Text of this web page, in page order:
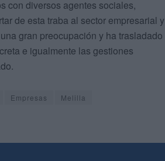
con diversos agentes sociales,
de esta traba al sector empresarial y
gran preocupación y ha trasladado
e igualmente las gestiones
Empresas
Melilla